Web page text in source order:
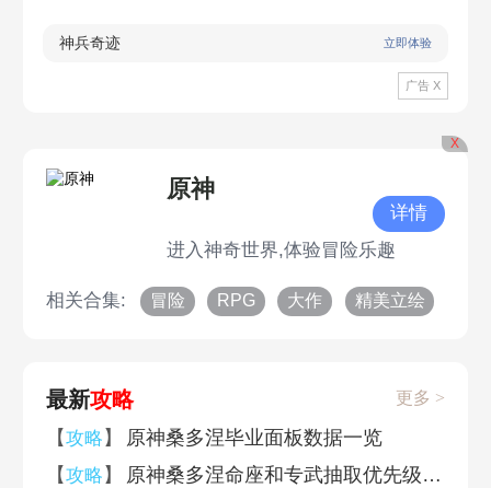
神兵奇迹 立即体验
广告 X
X
原神
进入神奇世界,体验冒险乐趣
详情
相关合集: 冒险 RPG 大作 精美立绘
最新攻略 更多 >
【攻略 】
原神桑多涅毕业面板数据一览
【攻略 】
原神桑多涅命座和专武抽取优先级推荐